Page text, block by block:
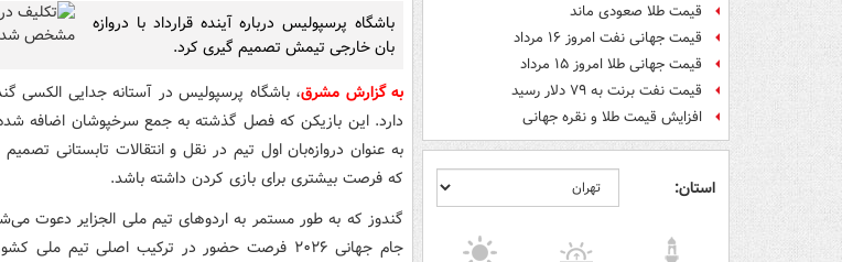
قیمت طلا صعودی ماند
قیمت جهانی نفت امروز ۱۶ مرداد
قیمت جهانی طلا امروز ۱۵ مرداد
قیمت نفت برنت به ۷۹ دلار رسید
افزایش قیمت طلا و نقره جهانی
استان:
باشگاه پرسپولیس درباره آینده قرارداد با دروازه
بان خارجی تیمش تصمیم گیری کرد.
به گزارش مشرق، باشگاه پرسپولیس در آستانه جدایی الکسی
دارد. این بازیکن که فصل گذشته به جمع سرخپوشان اضافه
به عنوان دروازه‌بان اول تیم در نقل و انتقالات تابستانی
که فرصت بیشتری برای بازی کردن داشته باشد.
گندوز که به طور مستمر به اردوهای تیم ملی الجزایر دعوت
جام جهانی ۲۰۲۶ فرصت حضور در ترکیب اصلی تیم